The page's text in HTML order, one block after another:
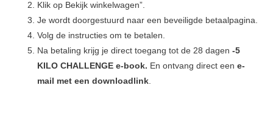
Klik op Bekijk winkelwagen”.
Je wordt doorgestuurd naar een beveiligde betaalpagina.
Volg de instructies om te betalen.
Na betaling krijg je direct toegang tot de 28 dagen -5
KILO CHALLENGE e-book. En ontvang direct eene-
mail met een downloadlink.